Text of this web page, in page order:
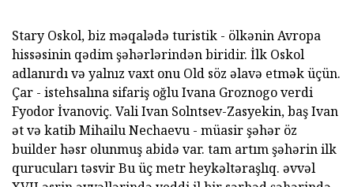
Stary Oskol, biz məqalədə turistik - ölkənin Avropa
hissəsinin qədim şəhərlərindən biridir. İlk Oskol
adlanırdı və yalnız vaxt onu Old söz əlavə etmək üçün.
Çar - istehsalına sifariş oğlu Ivana Groznogo verdi
Fyodor İvanoviç. Vali Ivan Solntsev-Zasyekin, baş Ivan
ət və katib Mihailu Nechaevu - müasir şəhər öz
builder həsr olunmuş abidə var. tam artım şəhərin ilk
qurucuları təsvir Bu üç metr heykəltəraşlıq. əvvəl